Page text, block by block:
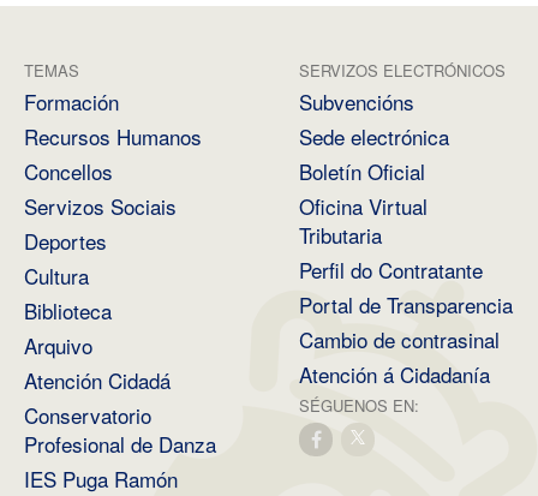
TEMAS
Formación
Recursos Humanos
Concellos
Servizos Sociais
Deportes
Cultura
Biblioteca
Arquivo
Atención Cidadá
Conservatorio
Profesional de Danza
IES Puga Ramón
SERVIZOS ELECTRÓNICOS
Subvencións
Sede electrónica
Boletín Oficial
Oficina Virtual
Tributaria
Perfil do Contratante
Portal de Transparencia
Cambio de contrasinal
Atención á Cidadanía
SÉGUENOS EN: